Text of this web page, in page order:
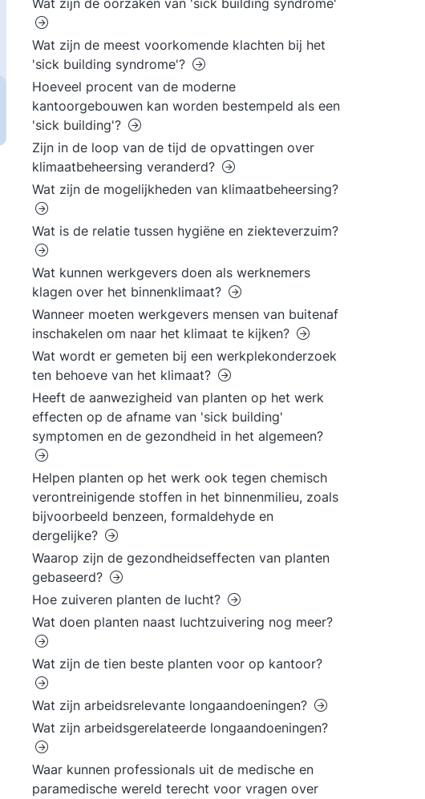
Wat zijn de oorzaken van 'sick building syndrome'
Wat zijn de meest voorkomende klachten bij het
'sick building syndrome'?
Hoeveel procent van de moderne
kantoorgebouwen kan worden bestempeld als een
'sick building'?
Zijn in de loop van de tijd de opvattingen over
klimaatbeheersing veranderd?
Wat zijn de mogelijkheden van klimaatbeheersing?
Wat is de relatie tussen hygiëne en ziekteverzuim?
Wat kunnen werkgevers doen als werknemers
klagen over het binnenklimaat?
Wanneer moeten werkgevers mensen van buitenaf
inschakelen om naar het klimaat te kijken?
Wat wordt er gemeten bij een werkplekonderzoek
ten behoeve van het klimaat?
Heeft de aanwezigheid van planten op het werk
effecten op de afname van 'sick building'
symptomen en de gezondheid in het algemeen?
Helpen planten op het werk ook tegen chemisch
verontreinigende stoffen in het binnenmilieu, zoals
bijvoorbeeld benzeen, formaldehyde en
dergelijke?
Waarop zijn de gezondheidseffecten van planten
gebaseerd?
Hoe zuiveren planten de lucht?
Wat doen planten naast luchtzuivering nog meer?
Wat zijn de tien beste planten voor op kantoor?
Wat zijn arbeidsrelevante longaandoeningen?
Wat zijn arbeidsgerelateerde longaandoeningen?
Waar kunnen professionals uit de medische en
paramedische wereld terecht voor vragen over